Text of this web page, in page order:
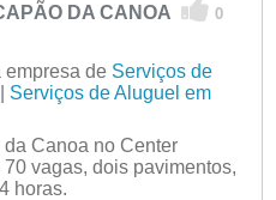
DA CANOA
0
empresa de Serviços de
Serviços de Aluguel em
Canoa no Center
vagas, dois pavimentos,
horas.